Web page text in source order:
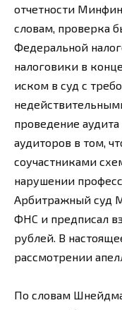
отчетности
словам, проверка
Федеральной
налоговики в
иском в суд с
проведение
аудиторов в том,
соучастниками
нарушении
Арбитражный суд
ФНС и предписал
рублей. В
рассмотрении
По словам